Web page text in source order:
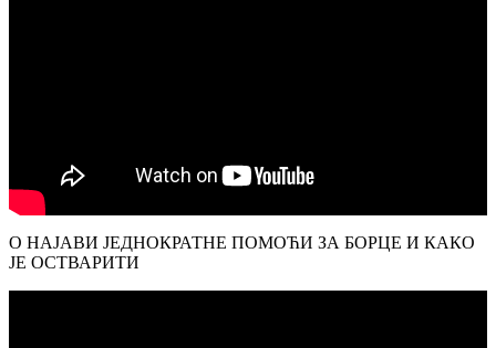
О НАЈАВИ ЈЕДНОКРАТНЕ ПОМОЋИ ЗА БОРЦЕ И КАКО
ЈЕ ОСТВАРИТИ